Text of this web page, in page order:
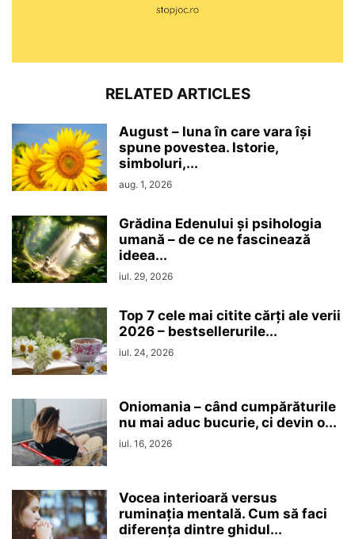
RELATED ARTICLES
August – luna în care vara își
spune povestea. Istorie,
simboluri,...
aug. 1, 2026
Grădina Edenului și psihologia
umană – de ce ne fascinează
ideea...
iul. 29, 2026
Top 7 cele mai citite cărți ale verii
2026 – bestsellerurile...
iul. 24, 2026
Oniomania – când cumpărăturile
nu mai aduc bucurie, ci devin o...
iul. 16, 2026
Vocea interioară versus
ruminaţia mentală. Cum să faci
diferența dintre ghidul...